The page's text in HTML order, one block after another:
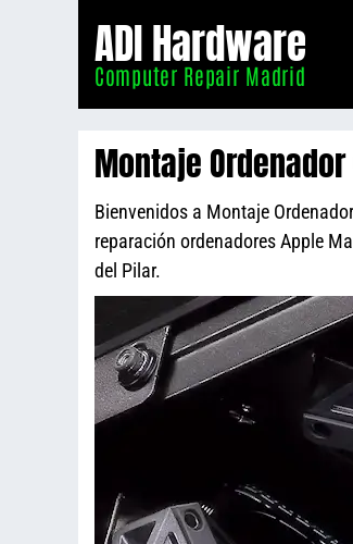
ADI Hardware
Computer Repair Madrid
Montaje
Bienvenidos a Montaje
reparación ordenadores Apple
del Pilar.